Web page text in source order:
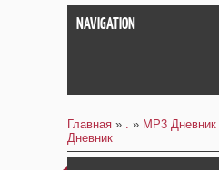
NAVIGATION
Главная » . » MP3 Дневник
Дневник